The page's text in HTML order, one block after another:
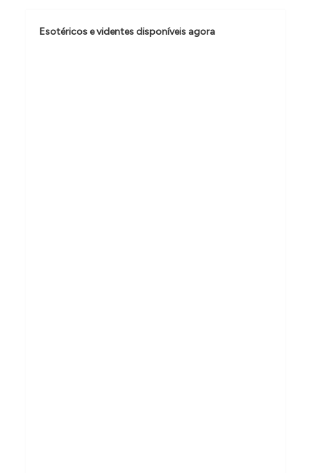
d
Esotéricos e videntes disponíveis agora